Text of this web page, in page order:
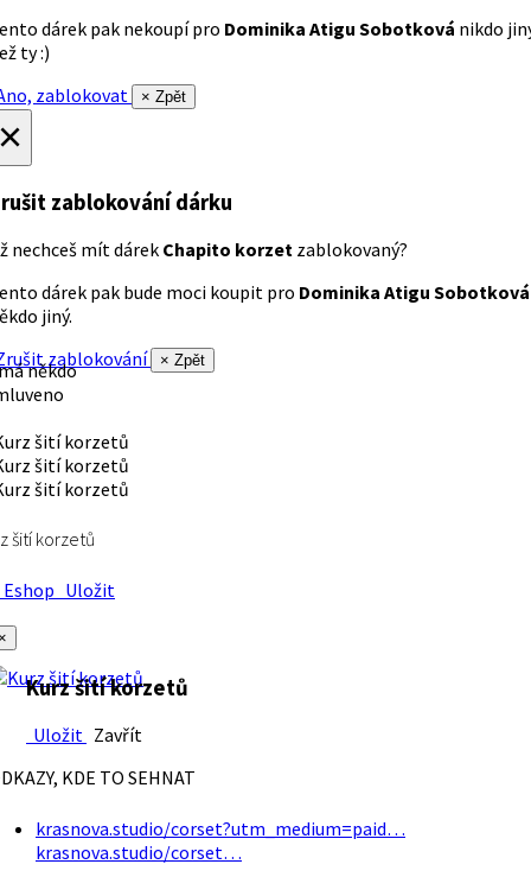
dárek pak nekoupí pro Dominika Atigu Sobotková nikdo
ty :)
zablokovat
× Zpět
zablokování dárku
nechceš mít dárek Chapito korzet zablokovaný?
dárek pak bude moci koupit pro Dominika Atigu Sobotková
jiný.
zablokování
× Zpět
někdo
šití korzetů
Uložit
Kurz šití korzetů
Uložit Zavřít
KDE TO SEHNAT
krasnova.studio/corset?utm_medium=paid…
krasnova.studio/corset…